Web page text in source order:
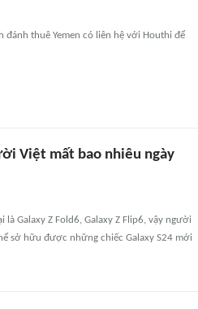
đánh thuê Yemen có liên hệ với Houthi để
Việt mất bao nhiêu ngày
Galaxy Z Fold6, Galaxy Z Flip6, vậy người
sở hữu được những chiếc Galaxy S24 mới